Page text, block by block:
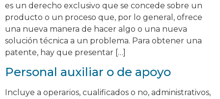
es un derecho exclusivo que se concede sobre un
producto o un proceso que, por lo general, ofrece
una nueva manera de hacer algo o una nueva
solución técnica a un problema. Para obtener una
patente, hay que presentar […]
Personal auxiliar o de apoyo
Incluye a operarios, cualificados o no, administrativos,